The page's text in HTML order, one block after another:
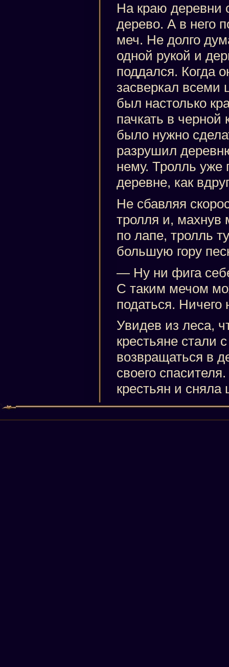
На краю деревни
дерево. А в него
меч. Не долго
одной рукой и
поддался. Когда
засверкал всеми
был настолько
пачкать в черной
было нужно
разрушил
нему. Тролль уже
деревне, как
Не сбавляя
тролля и, махнув
по лапе, тролль
большую гору
— Ну ни фига
С таким мечом
податься. Ничего
Увидев из леса,
крестьяне стали
возвращаться в
своего
крестьян и